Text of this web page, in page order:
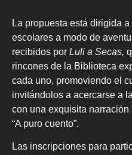
La propuesta está dirigida
escolares a modo de
recibidos por Luli a Secas,
rincones de la Biblioteca
cada uno, promoviendo el
invitándolos a acercarse a
con una exquisita
“A puro cuento”.
Las inscripciones para